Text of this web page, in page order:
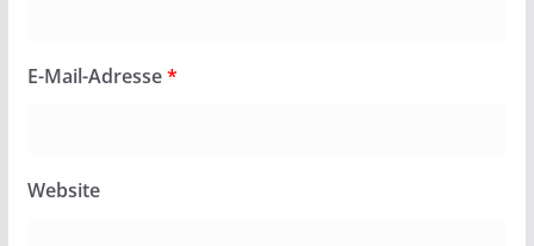
E-Mail-Adresse*
Website